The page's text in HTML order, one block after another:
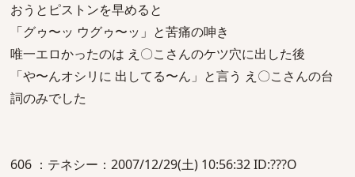
おうとピストンを早めると
「グゥ〜ッ ウグゥ〜ッ」と苦痛の呻き
唯一エロかったのは え〇こさんのケツ穴に出した後
「や〜んオシリに 出してる〜ん」と言う え〇こさんの台
詞のみでした
606 ：テネシー：2007/12/29(土) 10:56:32 ID:???O